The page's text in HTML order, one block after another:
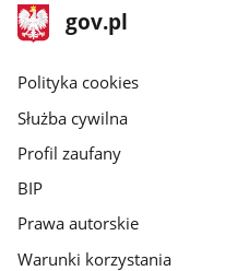
stopka
gov.pl
Strona
gov.pl
gov.pl
Polityka cookies
Służba cywilna
Profil zaufany
BIP
Prawa autorskie
Warunki korzystania